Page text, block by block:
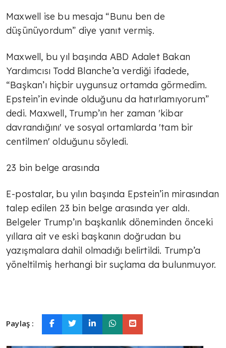
Maxwell ise bu mesaja “Bunu ben de
düşünüyordum” diye yanıt vermiş.
Maxwell, bu yıl başında ABD Adalet Bakan
Yardımcısı Todd Blanche’a verdiği ifadede,
“Başkan’ı hiçbir uygunsuz ortamda görmedim.
Epstein’in evinde olduğunu da hatırlamıyorum”
dedi. Maxwell, Trump’ın her zaman 'kibar
davrandığını' ve sosyal ortamlarda 'tam bir
centilmen' olduğunu söyledi.
23 bin belge arasında
E-postalar, bu yılın başında Epstein’in mirasından
talep edilen 23 bin belge arasında yer aldı.
Belgeler Trump’ın başkanlık döneminden önceki
yıllara ait ve eski başkanın doğrudan bu
yazışmalara dahil olmadığı belirtildi. Trump’a
yöneltilmiş herhangi bir suçlama da bulunmuyor.
Paylaş :